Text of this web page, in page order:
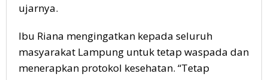
ujarnya.
Ibu Riana mengingatkan kepada seluruh
masyarakat Lampung untuk tetap waspada dan
menerapkan protokol kesehatan. “Tetap